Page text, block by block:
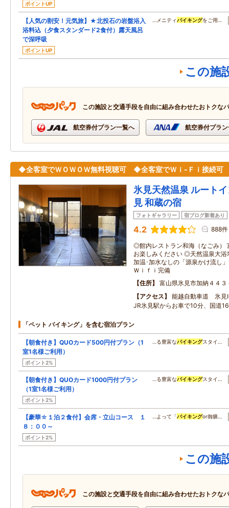
ポイントUP
【人気の割安！元気旅】★北投石の岩盤浴入
浴料込（夕食スタンダード2食付）露天風呂
で深呼吸
ポイントUP
…メニティバイキングをご用…
この施
この施設と交通手段を自由に組み合わせたおトクな
航空券付プラン一覧へ 航空券付プラ
◆全客室でＷＯＷＯＷ無料視聴可 ◆全客室でＷｉ-Ｆｉ接続可
氷見天然温泉 ルート
見 和蔵の宿
フォトギャラリー 宿ブログ新着あり
4.2 888件
◎館内レストラン和海（なごみ）
お楽しみください ◎天然温泉大浴
加温･加水なしの「源泉かけ流し
Ｗｉｆｉ完備
住所
富山県氷見市加納４４３
アクセス
能越自動車道 氷見
JR氷見駅からお車で10分、国道
「ペット バイキング」を含む宿泊プラン
【朝食付き】QUOカード500円付プラン（1
室1名様ご利用）
ポイント2%
…る豊富なバイキングスタイ…
【朝食付き】QUOカード1000円付プラン
（1室1名様ご利用）
ポイント2%
…る豊富なバイキングスタイ…
【豪華☆１泊２食付】会席・立山コース １
８：００～
ポイント2%
…よって「バイキングor御膳…
この施
この施設と交通手段を自由に組み合わせたおトクな